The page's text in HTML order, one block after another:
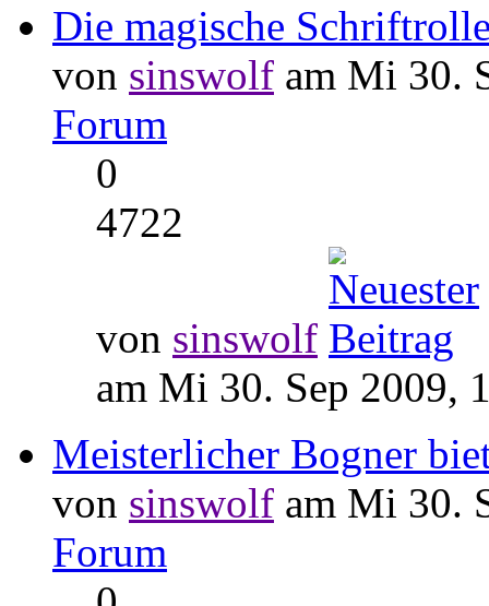
Die magische
von sinswolf am Mi 30.
Forum
0
4722
von sinswolf
am Mi 30. Sep 2009,
Meisterlicher Bogner
von sinswolf am Mi 30.
Forum